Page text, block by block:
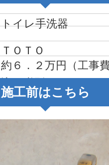
トイレ手洗器
ＴＯＴＯ
約６．２万円（工事
込・税別）
施工前はこちら